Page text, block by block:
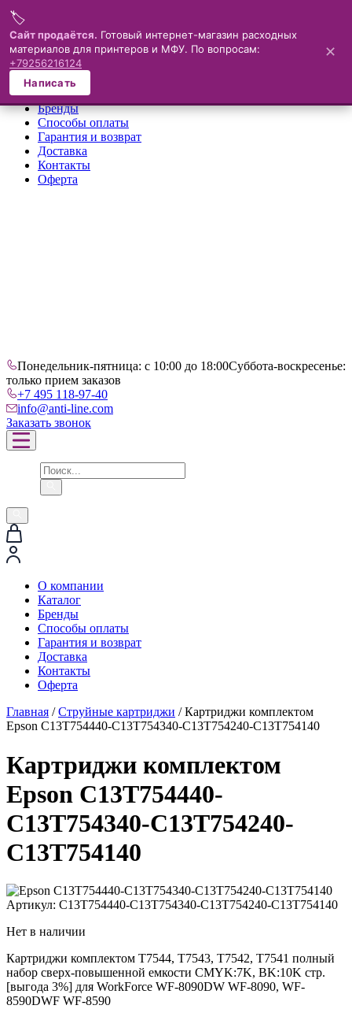
Меню
×
О компании
Каталог
Бренды
Способы оплаты
Гарантия и возврат
Доставка
Контакты
Оферта
Понедельник-пятница: с 10:00 до 18:00Суббота-воскресенье:
только прием заказов
+7 495 118-97-40
info@anti-line.com
Заказать звонок
О компании
Каталог
Бренды
Способы оплаты
Гарантия и возврат
Доставка
Контакты
Оферта
Главная /Струйные картриджи / Картриджи комплектом
Epson C13T754440-C13T754340-C13T754240-C13T754140
Картриджи комплектом
Epson C13T754440-
C13T754340-C13T754240-
C13T754140
Артикул: C13T754440-C13T754340-C13T754240-C13T754140
Нет в наличии
Картриджи комплектом T7544, T7543, T7542, T7541 полный
набор сверх-повышенной емкости CMYK:7K, BK:10K стр.
[выгода 3%] для WorkForce WF-8090DW WF-8090, WF-
8590DWF WF-8590
🏷️
Сайт продаётся. Готовый интернет-магазин расходных
материалов для принтеров и МФУ. По вопросам:
+79256216124
Написать
✕